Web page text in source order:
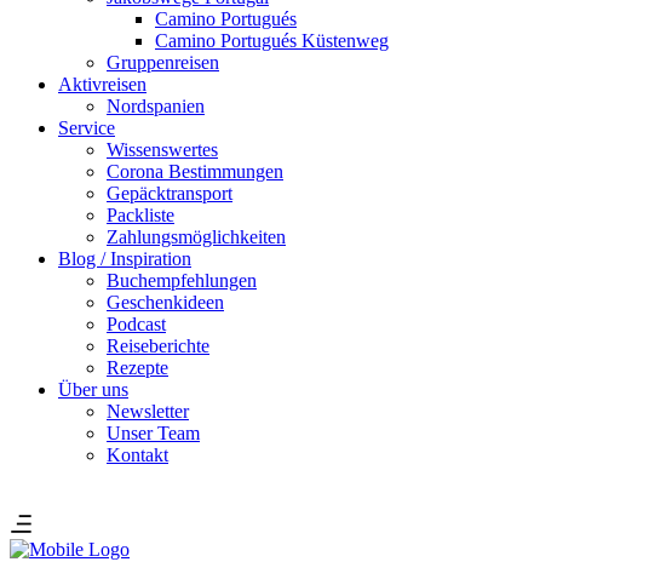
Camino Portugués
Camino Portugués Küstenweg
Gruppenreisen
Aktivreisen
Nordspanien
Service
Wissenswertes
Corona Bestimmungen
Gepäcktransport
Packliste
Zahlungsmöglichkeiten
Blog / Inspiration
Buchempfehlungen
Geschenkideen
Podcast
Reiseberichte
Rezepte
Über uns
Newsletter
Unser Team
Kontakt